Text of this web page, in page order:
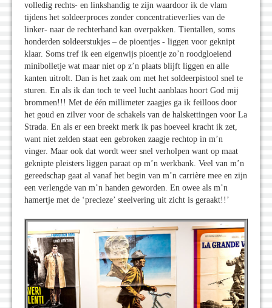
volledig rechts- en linkshandig te zijn waardoor ik de vlam
tijdens het soldeerproces zonder concentratieverlies van de
linker- naar de rechterhand kan overpakken. Tientallen, soms
honderden soldeerstukjes – de pioentjes - liggen voor geknipt
klaar. Soms tref ik een eigenwijs pioentje zo’n roodgloeiend
minibolletje wat maar niet op z’n plaats blijft liggen en alle
kanten uitrolt. Dan is het zaak om met het soldeerpistool snel te
sturen. En als ik dan toch te veel lucht aanblaas hoort God mij
brommen!!! Met de één millimeter zaagjes ga ik feilloos door
het goud en zilver voor de schakels van de halskettingen voor La
Strada. En als er een breekt merk ik pas hoeveel kracht ik zet,
want niet zelden staat een gebroken zaagje rechtop in m’n
vinger. Maar ook dat wordt weer snel verholpen want op maat
geknipte pleisters liggen paraat op m’n werkbank. Veel van m’n
gereedschap gaat al vanaf het begin van m’n carrière mee en zijn
een verlengde van m’n handen geworden. En owee als m’n
hamertje met de ‘precieze’ steelvering uit zicht is geraakt!!’